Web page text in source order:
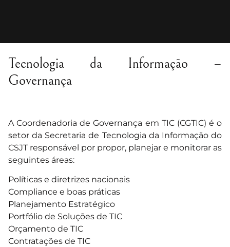
Tecnologia da Informação –
Governança
A Coordenadoria de Governança em TIC (CGTIC) é o
setor da Secretaria de Tecnologia da Informação do
CSJT responsável por propor, planejar e monitorar as
seguintes áreas:
Políticas e diretrizes nacionais
Compliance e boas práticas
Planejamento Estratégico
Portfólio de Soluções de TIC
Orçamento de TIC
Contratações de TIC